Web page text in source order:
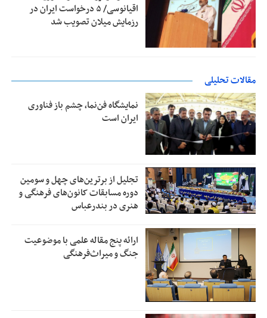
اقیانوسی/ ۵ درخواست ایران در
رزمایش میلان تصویب شد
مقالات تحلیلی
نمایشگاه فن‌نما، چشم باز فناوری
ایران است
تجلیل از بر‌ترین‌های چهل و سومین
دوره مسابقات کانون‌های فرهنگی و
هنری در بندرعباس
ارائه پنج مقاله علمی با موضوعیت
جنگ و میراث‌فرهنگی